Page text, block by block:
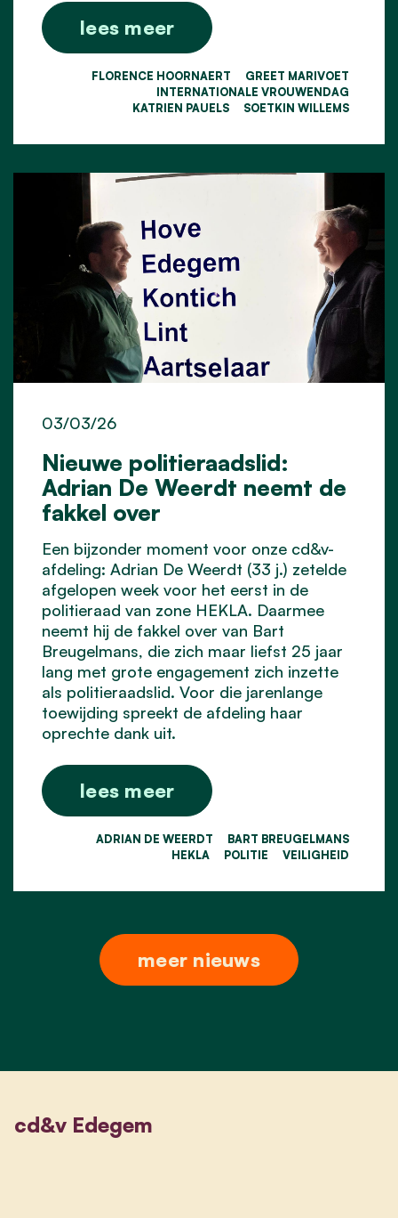
lees meer
FLORENCE HOORNAERT
GREET MARIVOET
INTERNATIONALE VROUWENDAG
KATRIEN PAUELS
SOETKIN WILLEMS
Nieuwe politieraadslid:
Adrian De Weerdt neemt de
fakkel over
03/03/26
Een bijzonder moment voor onze cd&v-
afdeling: Adrian De Weerdt (33 j.) zetelde
afgelopen week voor het eerst in de
politieraad van zone HEKLA. Daarmee
neemt hij de fakkel over van Bart
Breugelmans, die zich maar liefst 25 jaar
lang met grote engagement zich inzette
als politieraadslid. Voor die jarenlange
toewijding spreekt de afdeling haar
oprechte dank uit.
lees meer
ADRIAN DE WEERDT
BART BREUGELMANS
HEKLA
POLITIE VEILIGHEID
meer nieuws
cd&v Edegem